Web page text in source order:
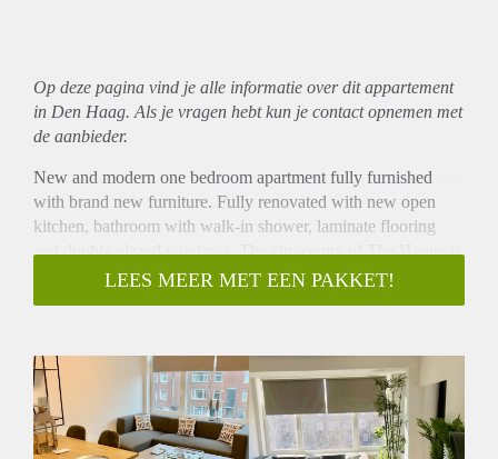
Op deze pagina vind je alle informatie over ditappartement
in Den Haag. Als je vragen hebt kun je contact opnemen met
de aanbieder.
New and modern one bedroom apartment fully furnished
with brand new furniture. Fully renovated with new open
kitchen, bathroom with walk-in shower, laminate flooring
and double glazed windows. The city centre of The Hague is
available within a 10 minute bike ride!
Layout
room and kitchen. Living room with large windows, high
ceilings. Open kitchen with gas stove, oven, fridge / freezer
and a dishwasher. Doors to the bedroom with double bed.
Bathroom with walk-in shower, sink and towel radiator. The
LEES MEER MET EEN PAKKET!